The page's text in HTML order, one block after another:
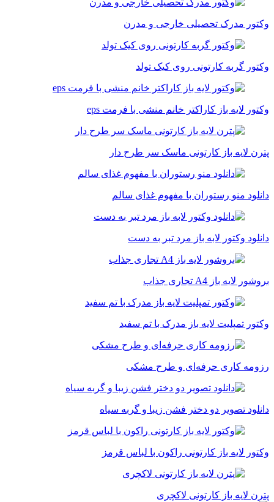
وکتور مدرک تحصیلی خارجی و مدرن
وکتور گربه کارتونی روی کیک تولد
وکتور لایه باز کاراکتر خانم منشی با فرمت eps
پترن لایه باز کارتونی ماسک سر طرح دار
دانلود منو رستوران با مفهوم غذای سالم
دانلود وکتور لابه باز مرد تبر به دست
بروشور لایه باز A4 تجاری جذاب
وکتور تمپلیت لایه باز مدرک با تم سفید
رزومه کاری حرفه‌ای و طرح مشکی
دانلود تصویر دو دختر فشن زیبا و گربه سیاه
وکتور لایه باز کارتونی راکون با لباس قرمز
پترن لایه باز کارتونی لاکچری